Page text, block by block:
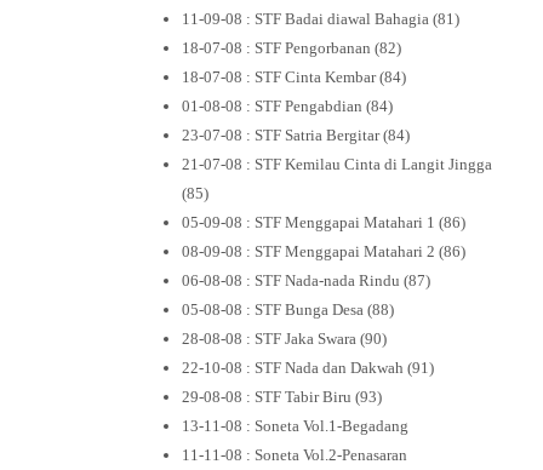
11-09-08 : STF Badai diawal Bahagia (81)
18-07-08 : STF Pengorbanan (82)
18-07-08 : STF Cinta Kembar (84)
01-08-08 : STF Pengabdian (84)
23-07-08 : STF Satria Bergitar (84)
21-07-08 : STF Kemilau Cinta di Langit Jingga
(85)
05-09-08 : STF Menggapai Matahari 1 (86)
08-09-08 : STF Menggapai Matahari 2 (86)
06-08-08 : STF Nada-nada Rindu (87)
05-08-08 : STF Bunga Desa (88)
28-08-08 : STF Jaka Swara (90)
22-10-08 : STF Nada dan Dakwah (91)
29-08-08 : STF Tabir Biru (93)
13-11-08 : Soneta Vol.1-Begadang
11-11-08 : Soneta Vol.2-Penasaran